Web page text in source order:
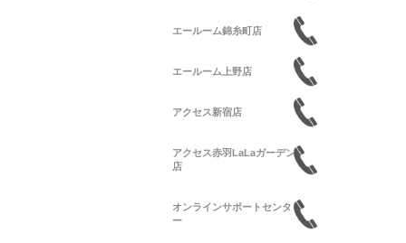
エールーム錦糸町店
エールーム上野店
アクセス新宿店
アクセス赤羽LaLaガーデン
店
オンラインサポートセンタ
ー